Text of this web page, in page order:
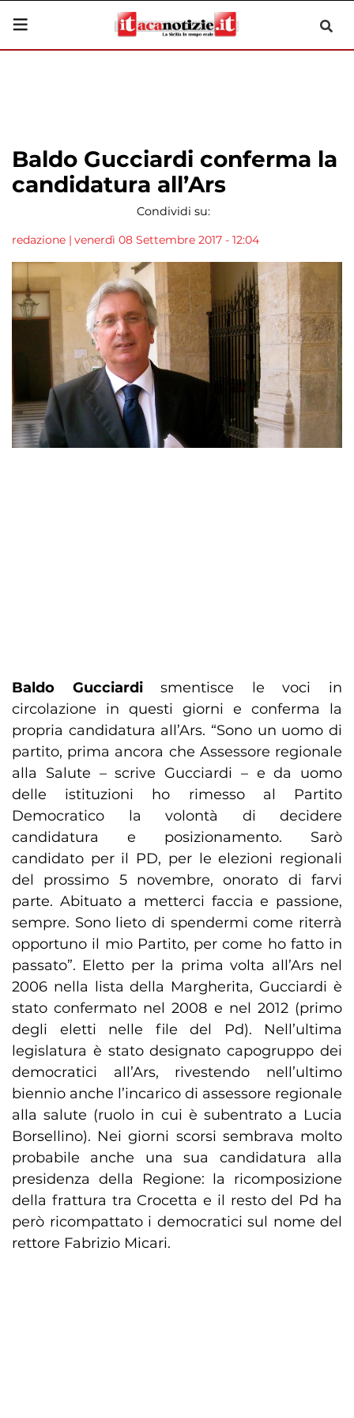
Baldo Gucciardi conferma la
candidatura all’Ars
Condividi su:
redazione | venerdì 08 Settembre 2017 - 12:04
Baldo Gucciardismentisce le voci in
circolazione in questi giorni e conferma la
propria candidatura all’Ars. “Sono un uomo di
partito, prima ancora che Assessore regionale
alla Salute – scrive Gucciardi – e da uomo
delle istituzioni ho rimesso al Partito
Democratico la volontà di decidere
candidatura e posizionamento. Sarò
candidato per il PD, per le elezioni regionali
del prossimo 5 novembre, onorato di farvi
parte. Abituato a metterci faccia e passione,
sempre. Sono lieto di spendermi come riterrà
opportuno il mio Partito, per come ho fatto in
passato”. Eletto per la prima volta all’Ars nel
2006 nella lista della Margherita, Gucciardi è
stato confermato nel 2008 e nel 2012 (primo
degli eletti nelle file del Pd). Nell’ultima
legislatura è stato designato capogruppo dei
democratici all’Ars, rivestendo nell’ultimo
biennio anche l’incarico di assessore regionale
alla salute (ruolo in cui è subentrato a Lucia
Borsellino). Nei giorni scorsi sembrava molto
probabile anche una sua candidatura alla
presidenza della Regione: la ricomposizione
della frattura tra Crocetta e il resto del Pd ha
però ricompattato i democratici sul nome del
rettore Fabrizio Micari.